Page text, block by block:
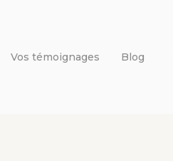
Vos témoignages Blog